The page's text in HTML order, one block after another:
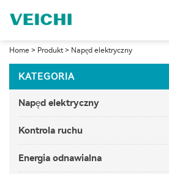
Home > Produkt> Napęd elektryczny
KATEGORIA
Napęd elektryczny
Kontrola ruchu
Energia odnawialna